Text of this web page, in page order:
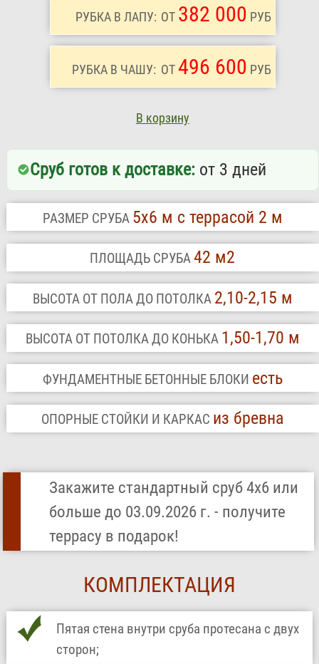
РУБКА В ЛАПУ: ОТ 382 000 РУБ
РУБКА В ЧАШУ: ОТ496 600 РУБ
В корзину
Сруб готов к доставке:от 3 дней
РАЗМЕР СРУБА 5х6 м с террасой 2 м
ПЛОЩАДЬ СРУБА42 м2
ВЫСОТА ОТ ПОЛА ДО ПОТОЛКА 2,10-2,15 м
ВЫСОТА ОТ ПОТОЛКА ДО КОНЬКА 1,50-1,70 м
ФУНДАМЕНТНЫЕ БЕТОННЫЕ БЛОКИ есть
ОПОРНЫЕ СТОЙКИ И КАРКАС из бревна
Закажите стандартный сруб 4х6 или
больше до 03.09.2026 г. - получите
террасу в подарок!
КОМПЛЕКТАЦИЯ
Пятая стена внутри сруба протесана с двух
сторон;